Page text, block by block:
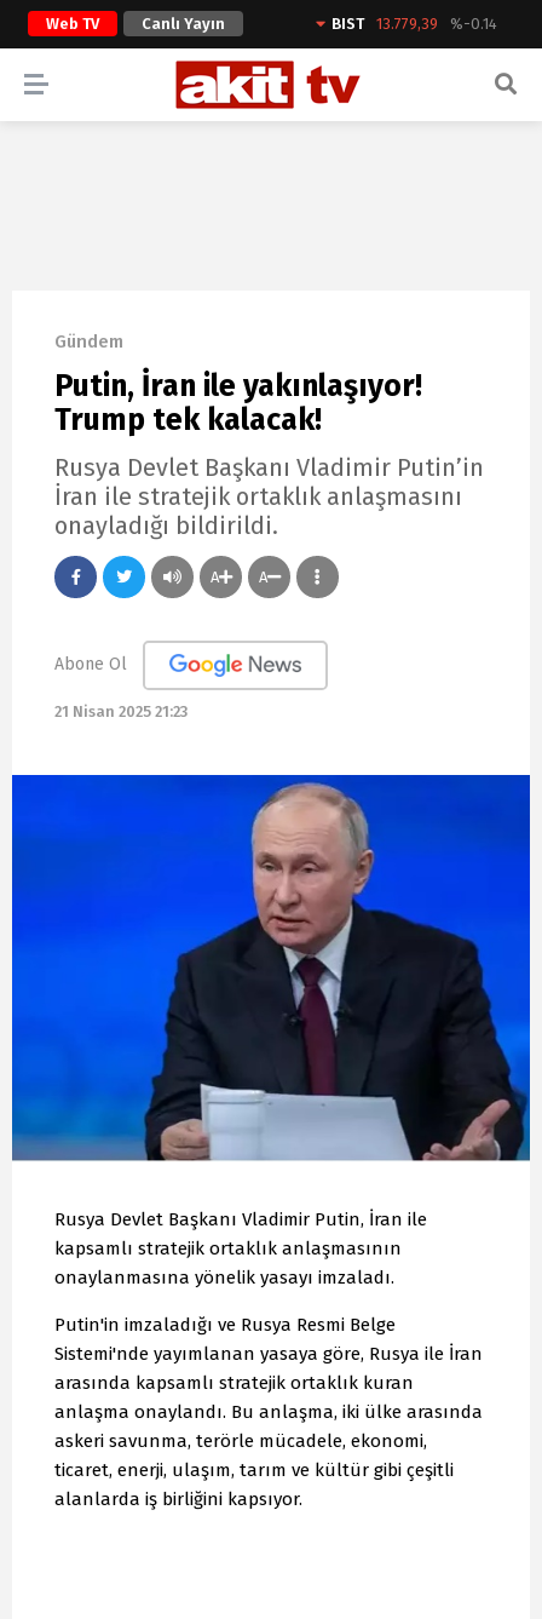
Web TV Canlı Yayın BIST 13.779,39 %-0.14
ARAMA YAP
Gündem
Putin, İran ile yakınlaşıyor!
Trump tek kalacak!
Rusya Devlet Başkanı Vladimir Putin’in
İran ile stratejik ortaklık anlaşmasını
onayladığı bildirildi.
A A
Abone Ol
21 Nisan 2025 21:23
Rusya Devlet Başkanı Vladimir Putin, İran ile
kapsamlı stratejik ortaklık anlaşmasının
onaylanmasına yönelik yasayı imzaladı.
Putin'in imzaladığı ve Rusya Resmi Belge
Sistemi'nde yayımlanan yasaya göre, Rusya ile İran
arasında kapsamlı stratejik ortaklık kuran
anlaşma onaylandı. Bu anlaşma, iki ülke arasında
askeri savunma, terörle mücadele, ekonomi,
ticaret, enerji, ulaşım, tarım ve kültür gibi çeşitli
alanlarda iş birliğini kapsıyor.